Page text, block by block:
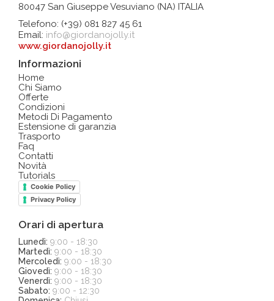
80047 San Giuseppe Vesuviano (NA) ITALIA
Telefono: (+39) 081 827 45 61
Email: info@giordanojolly.it
www.giordanojolly.it
Informazioni
Home
Chi Siamo
Offerte
Condizioni
Metodi Di Pagamento
Estensione di garanzia
Trasporto
Faq
Contatti
Novità
Tutorials
Cookie Policy
Privacy Policy
Orari di apertura
Lunedì: 9:00 - 18:30
Martedì: 9:00 - 18:30
Mercoledì: 9:00 - 18:30
Giovedì: 9:00 - 18:30
Venerdì: 9:00 - 18:30
Sabato: 9:00 - 12:30